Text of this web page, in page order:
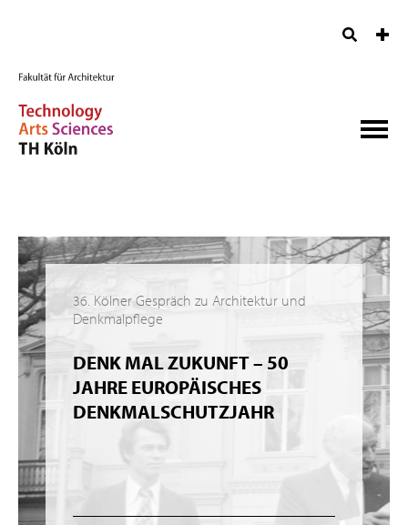
36. Kölner Gespräch zu Architektur und
Denkmalpflege
DENK MAL ZUKUNFT – 50
JAHRE EUROPÄISCHES
DENKMALSCHUTZJAHR